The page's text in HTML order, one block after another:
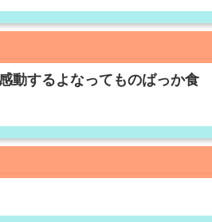
動するよなってものばっか食